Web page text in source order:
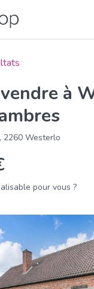
2260 Westerlo
pour vous ?